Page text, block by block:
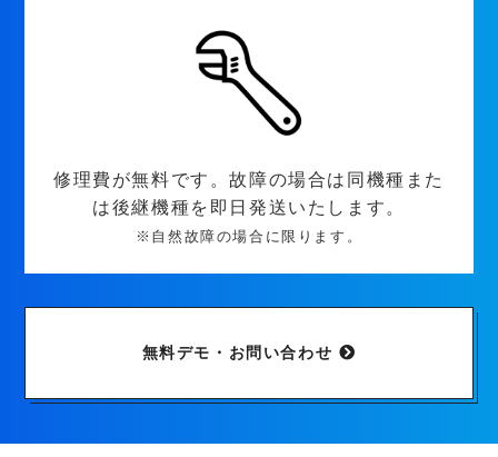
修理費が無料です。故障の場合は同機種また
は後継機種を即日発送いたします。
※自然故障の場合に限ります。
無料デモ・お問い合わせ